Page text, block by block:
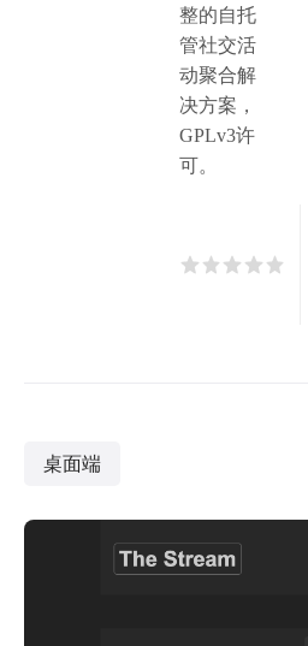
整的自托
管社交活
动聚合解
决方案，
GPLv3许
可。
桌面端